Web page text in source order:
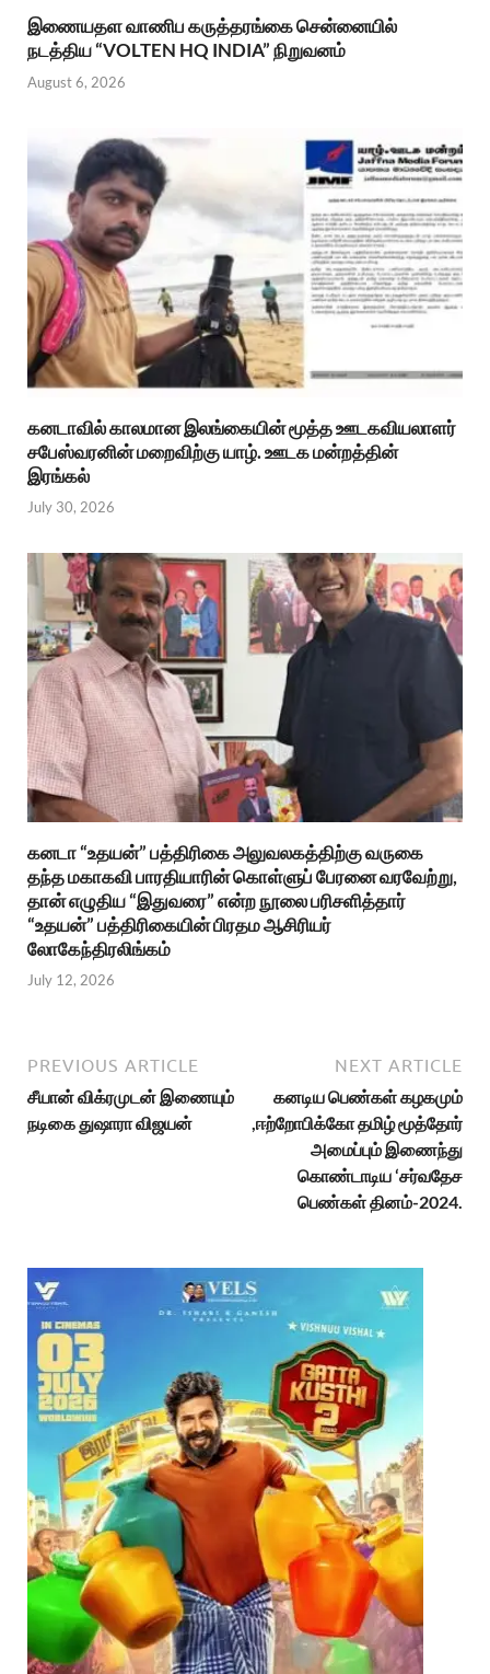
இணையதள வாணிப கருத்தரங்கை சென்னையில்
நடத்திய “VOLTEN HQ INDIA” நிறுவனம்
August 6, 2026
கனடாவில் காலமான இலங்கையின் மூத்த ஊடகவியலாளர்
சபேஸ்வரனின் மறைவிற்கு யாழ். ஊடக மன்றத்தின்
இரங்கல்
July 30, 2026
கனடா “உதயன்” பத்திரிகை அலுவலகத்திற்கு வருகை
தந்த மகாகவி பாரதியாரின் கொள்ளுப் பேரனை வரவேற்று,
தான் எழுதிய “இதுவரை” என்ற நூலை பரிசளித்தார்
“உதயன்” பத்திரிகையின் பிரதம ஆசிரியர்
லோகேந்திரலிங்கம்
July 12, 2026
PREVIOUS ARTICLE
சீயான் விக்ரமுடன் இணையும்
நடிகை துஷாரா விஜயன்
NEXT ARTICLE
கனடிய பெண்கள் கழகமும்
,ஈற்றோபிக்கோ தமிழ் மூத்தோர்
அமைப்பும் இணைந்து
கொண்டாடிய ‘சர்வதேச
பெண்கள் தினம்-2024.